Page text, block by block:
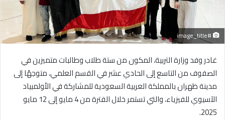
#image_title
غادر وفد وزارة التربية، المكون من ستة طلاب وطالبات متميزين في
الصفوف من التاسع إلى الحادي عشر في القسم العلمي، متوجهًا إلى
مدينة ظهران بالمملكة العربية السعودية للمشاركة في الأولمبياد
الآسيوي للفيزياء، والتي تستمر خلال الفترة من 4 مايو إلى 12 مايو
2025.